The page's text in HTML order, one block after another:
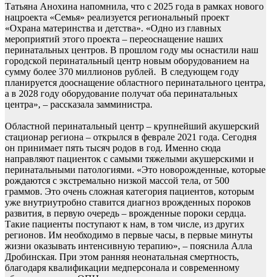
Татьяна Анохина напомнила, что с 2025 года в рамках нового
нацроекта «Семья» реализуется региональный проект
«Охрана материнства и детства». «Одно из главных
мероприятий этого проекта – переоснащение наших
перинатальных центров. В прошлом году мы оснастили наш
городской перинатальный центр новым оборудованием на
сумму более 370 миллионов рублей. В следующем году
планируется дооснащение областного перинатального центра,
а в 2028 году оборудование получат оба перинатальных
центра», – рассказала замминистра.
Областной перинатальный центр – крупнейший акушерский
стационар региона – открылся в феврале 2021 года. Сегодня
он принимает пять тысяч родов в год. Именно сюда
направляют пациенток с самыми тяжелыми акушерскими и
перинатальными патологиями. «Это новорожденные, которые
рождаются с экстремально низкой массой тела, от 500
граммов. Это очень сложная категория пациентов, которым
уже внутриутробно ставится диагноз врожденных пороков
развития, в первую очередь – врожденные пороки сердца.
Такие пациенты поступают к нам, в том числе, из других
регионов. Им необходимо в первые часы, в первые минуты
жизни оказывать интенсивную терапию», – пояснила Алла
Дробинская. При этом ранняя неонатальная смертность,
благодаря квалификации медперсонала и современному